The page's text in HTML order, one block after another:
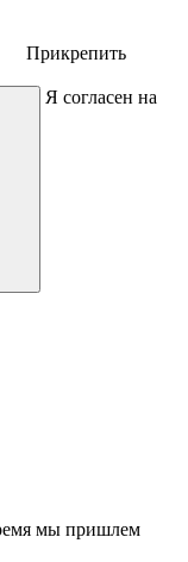
Прикрепить
Я согласен на
мы пришлем